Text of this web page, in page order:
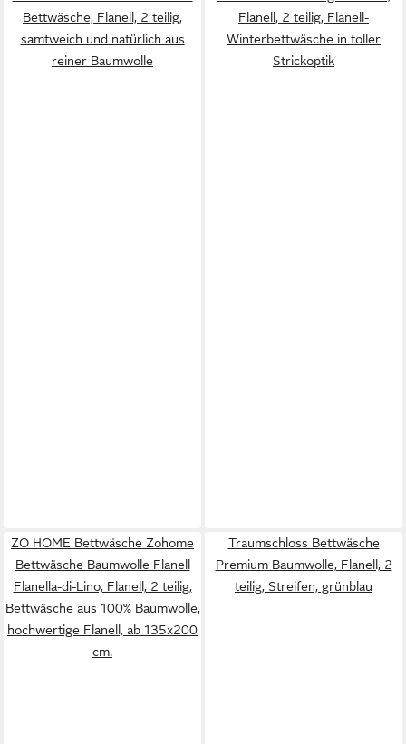
Bettwäsche, Flanell, 2 teilig,
samtweich und natürlich aus
reiner Baumwolle
Flanell, 2 teilig, Flanell-
Winterbettwäsche in toller
Strickoptik
ZO HOME Bettwäsche Zohome
Bettwäsche Baumwolle Flanell
Flanella-di-Lino, Flanell, 2 teilig,
Bettwäsche aus 100% Baumwolle,
hochwertige Flanell, ab 135x200
cm.
Traumschloss Bettwäsche
Premium Baumwolle, Flanell, 2
teilig, Streifen, grünblau